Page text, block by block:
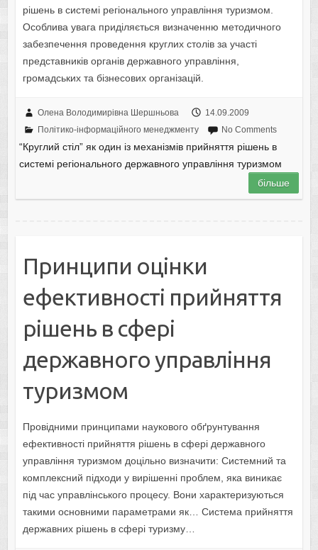
рішень в системі регіонального управління туризмом.
Особлива увага приділяється визначенню методичного
забезпечення проведення круглих столів за участі
представників органів державного управління,
громадських та бізнесових організацій.
Олена Володимирівна Шершньова
14.09.2009
Політико-інформаційного менеджменту
No Comments
“Круглий стіл” як один із механізмів прийняття рішень в
системі регіонального державного управління туризмом
більше
Принципи оцінки
ефективності прийняття
рішень в сфері
державного управління
туризмом
Провідними принципами наукового обґрунтування
ефективності прийняття рішень в сфері державного
управління туризмом доцільно визначити: Системний та
комплексний підходи у вирішенні проблем, яка виникає
під час управлінського процесу. Вони характеризуються
такими основними параметрами як… Система прийняття
державних рішень в сфері туризму…